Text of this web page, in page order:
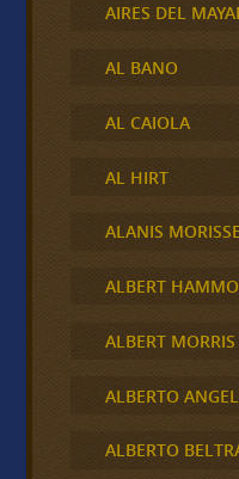
AIRES DEL
AL BANO
AL CAIOLA
AL HIRT
ALANIS
ALBERT
ALBERT MORRIS
ALBERTO
ALBERTO